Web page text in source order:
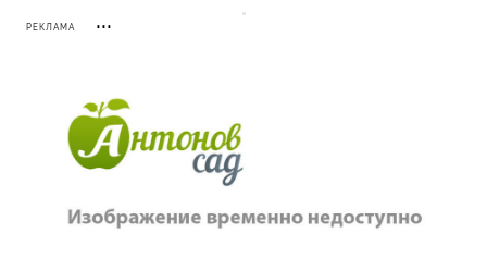
РЕКЛАМА